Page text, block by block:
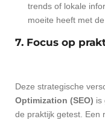
trends of lokale
moeite heeft met
7. Focus op
Deze strategische
Optimization (SEO) is
de praktijk getest. Een